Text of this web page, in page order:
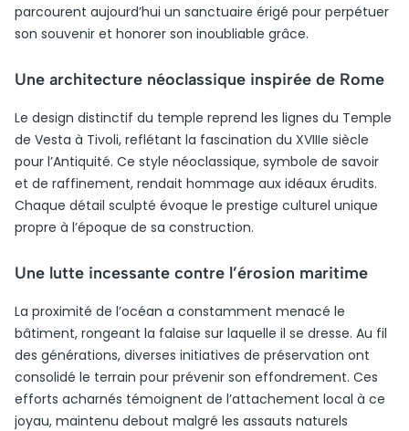
parcourent aujourd’hui un sanctuaire érigé pour perpétuer
son souvenir et honorer son inoubliable grâce.
Une architecture néoclassique inspirée de Rome
Le design distinctif du temple reprend les lignes du Temple
de Vesta à Tivoli, reflétant la fascination du XVIIIe siècle
pour l’Antiquité. Ce style néoclassique, symbole de savoir
et de raffinement, rendait hommage aux idéaux érudits.
Chaque détail sculpté évoque le prestige culturel unique
propre à l’époque de sa construction.
Une lutte incessante contre l’érosion maritime
La proximité de l’océan a constamment menacé le
bâtiment, rongeant la falaise sur laquelle il se dresse. Au fil
des générations, diverses initiatives de préservation ont
consolidé le terrain pour prévenir son effondrement. Ces
efforts acharnés témoignent de l’attachement local à ce
joyau, maintenu debout malgré les assauts naturels